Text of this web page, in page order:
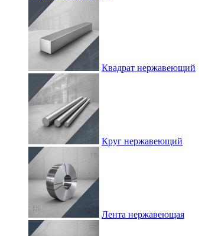
Квадрат нержавеющий
Круг нержавеющий
Лента нержавеющая